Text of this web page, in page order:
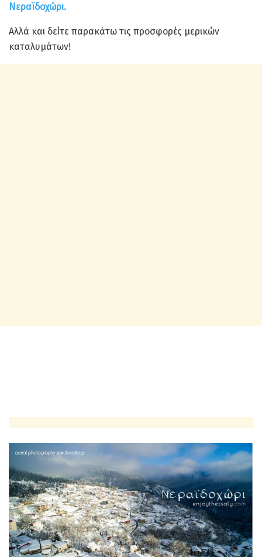
Νεραϊδοχώρι.
Αλλά και δείτε παρακάτω τις προσφορές μερικών
καταλυμάτων!